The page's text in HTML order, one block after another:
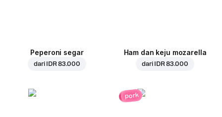
Peperoni segar
dari IDR 83.000
Ham dan keju mozarella
dari IDR 83.000
pork